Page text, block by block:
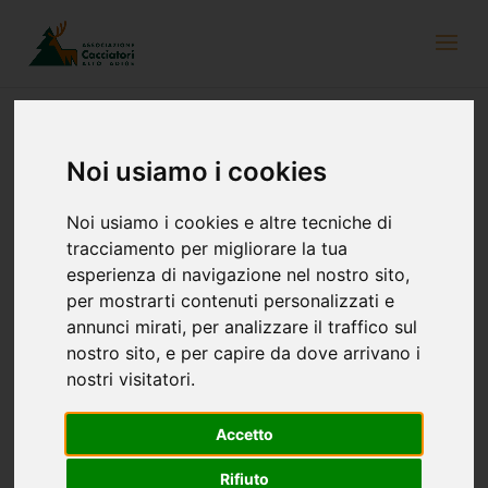
Noi usiamo i cookies
Noi usiamo i cookies e altre tecniche di
tracciamento per migliorare la tua
esperienza di navigazione nel nostro sito,
per mostrarti contenuti personalizzati e
annunci mirati, per analizzare il traffico sul
nostro sito, e per capire da dove arrivano i
nostri visitatori.
Accetto
Rifiuto
Non sono stati trovati risultati.
Eventi Anterselva, Centro Biathlon